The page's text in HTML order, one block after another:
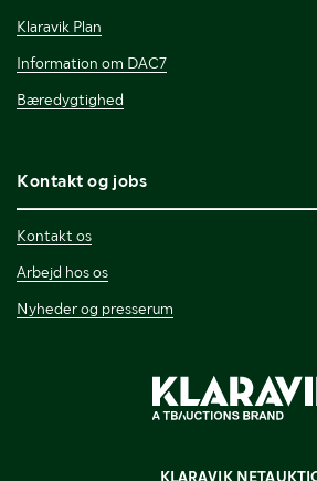
Klaravik Plan
Information om DAC7
Bæredygtighed
Kontakt og jobs
Kontakt os
Arbejd hos os
Nyheder og presserum
KLARAVIK